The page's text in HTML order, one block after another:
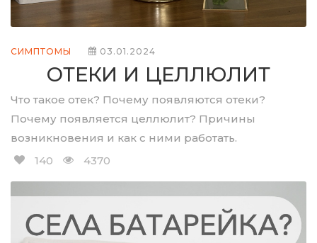
СИМПТОМЫ 03.01.2024
ОТЕКИ И ЦЕЛЛЮЛИТ
Что такое отек? Почему появляются отеки?
Почему появляется целлюлит? Причины
возникновения и как с ними работать.
140
4370